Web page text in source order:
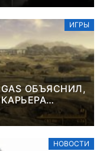
ИГРЫ
ОБЪЯСНИЛ,
НОВОСТИ